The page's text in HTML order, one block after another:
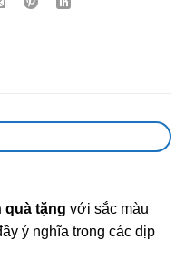
quà tặng với sắc màu
ý nghĩa trong các dịp